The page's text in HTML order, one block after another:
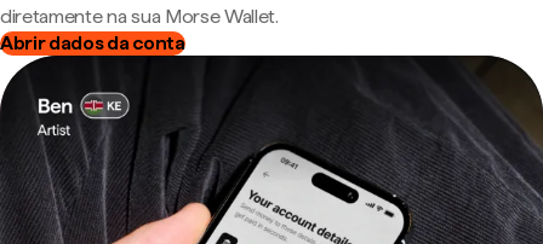
diretamente na sua Morse Wallet.
Abrir dados da conta